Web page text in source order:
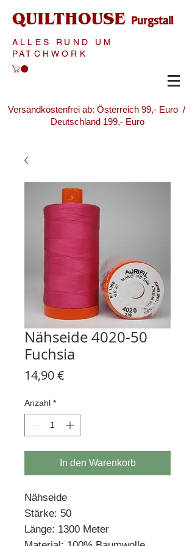
QUILTHOUSE Purgstall
ALLES RUND UM
PATCHWORK
Versandkostenfrei ab: Österreich 99,- Euro /
Deutschland 199,- Euro
Nähseide 4020-50
Fuchsia
14,90 €
Anzahl *
In den Warenkorb
Nähseide
Stärke: 50
Länge: 1300 Meter